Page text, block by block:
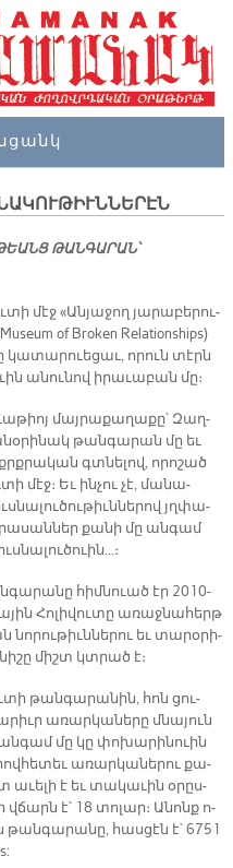
ԹԱՆԳԱՐԱՆ՝
մէջ «Ան­յա­ջող յա­րա­բե­րու­
of Broken Relationships)
ո­րուն տէրն
ա­նու­նով ի­րա­ւա­բան մը։
մայ­րա­քա­ղաքը՝ Զաղ­
թան­գա­րան մը եւ
գտ­­նե­լով, ո­րո­շած
մէջ։ Եւ ին­չու չէ, մա­նա­
յղփա­
քա­նի մը ան­գամ
հիմ­նուած էր 2010-
Հո­լի­վու­տը ա­ռաջ­նա­հերթ
նո­րու­թիւն­նե­րու եւ տա­րօ­րի­
միշտ կտրած է։
թան­գա­րա­նին, հոն ցու­
ա­ռար­կա­նե­րը մնա­յուն
ան­գամ մը կը փո­խա­րի­նուին
ա­ռար­կա­նե­րու քա­
է եւ տա­կա­ւին օ­րըս­
վճարն է՝ 18 տո­լար։ Ա­նոնք ո­
թան­գա­րա­նը, հաս­ցէն է՝ 6751